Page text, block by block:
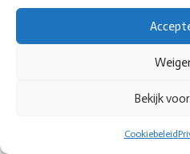
Bekijk
Cookiebeleid
© 2026